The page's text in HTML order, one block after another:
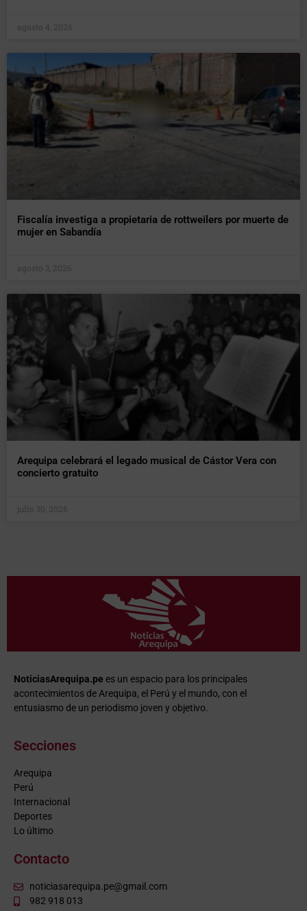
agosto 4, 2026
Fiscalía investiga a propietaria de rottweilers por muerte de
mujer en Sabandía
agosto 3, 2026
Arequipa celebrará el legado musical de Cástor Vera con
concierto gratuito
julio 30, 2026
NoticiasArequipa.pe es un espacio para los principales
acontecimientos de Arequipa, el Perú y el mundo, con el
entusiasmo de un periodismo joven y objetivo.
Secciones
Arequipa
Perú
Internacional
Deportes
Lo último
Contacto
noticiasarequipa.pe@gmail.com
982 918 013